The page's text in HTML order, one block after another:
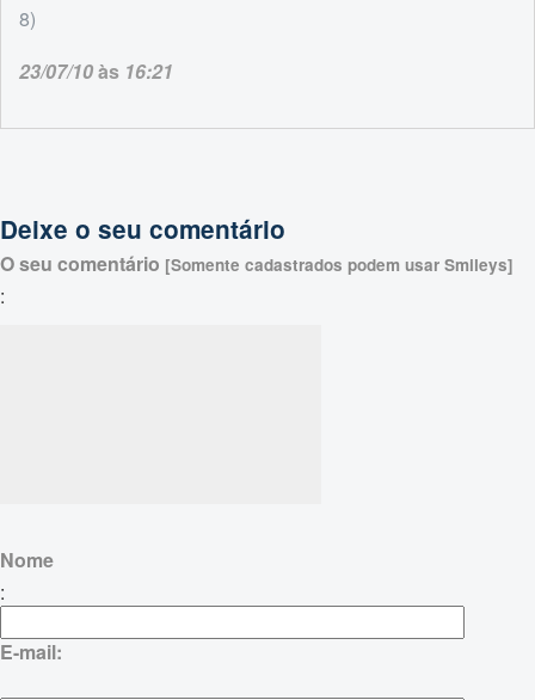
8)
23/07/10às 16:21
Deixe o seu comentário
O seu comentário [Somente cadastrados podem usar Smileys]
:
Nome
:
E-mail: